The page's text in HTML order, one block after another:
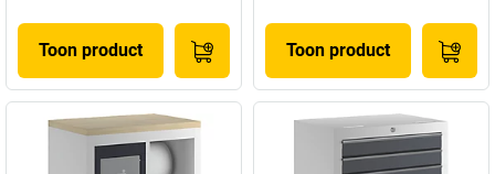
Toon product Toon product